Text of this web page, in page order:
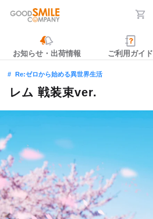
お知らせ・出荷情報 ご利用ガイド
Re:ゼロから始める異世界生活
レム 戦装束ver.